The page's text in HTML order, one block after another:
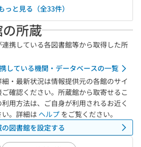
っと見る（全33件）
所蔵
携している各図書館等から取得した所
している機関・データベースの一覧
・最新状況は情報提供元の各館のサイ
確認ください。所蔵館から取寄せるこ
用方法は、ご自身が利用されるお近く
。詳細は ヘルプ をご覧ください。
図書館を設定する